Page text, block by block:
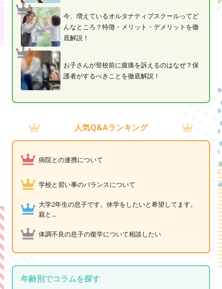
今、増えているオルタナティブスクールってど
んなところ？特徴・メリット・デメリットを徹
底解説！
お子さんが登校前に腹痛を訴えるのはなぜ？保
護者がするべきことを徹底解説！
人気Q&Aランキング
病院との連携について
学校と習い事のバランスについて
大学2年生の息子です。休学をしたいと希望してます。
親と...
体調不良の息子の復学について相談したい
年齢別でコラムを探す